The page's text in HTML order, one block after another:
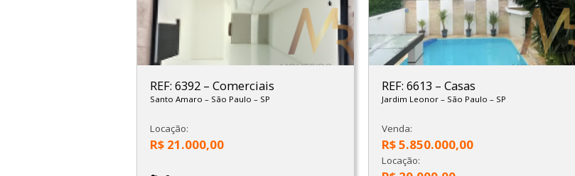
REF: 6392 – Comerciais
Santo Amaro – São Paulo – SP
Locação:
R$ 21.000,00
REF: 6613 – Casas
Jardim Leonor – São Paulo – SP
Venda:
R$ 5.850.000,00
Locação: